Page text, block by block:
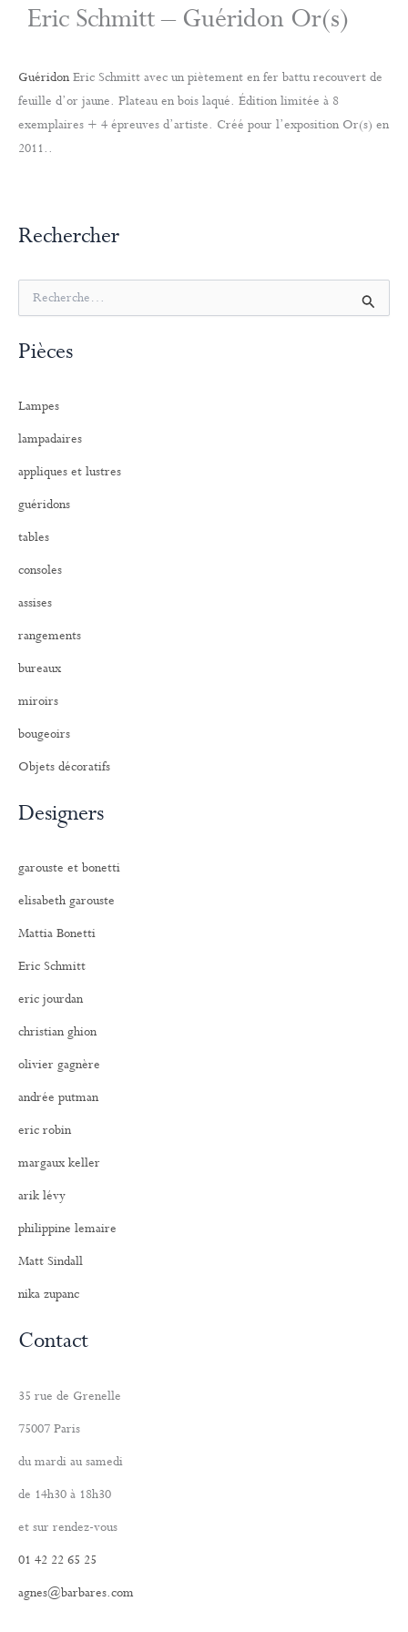
Eric Schmitt – Guéridon Or(s)
Guéridon Eric Schmitt avec un piètement en fer battu recouvert de
feuille d’or jaune. Plateau en bois laqué. Édition limitée à 8
exemplaires + 4 épreuves d’artiste. Créé pour l’exposition Or(s) en
2011..
Rechercher
e
h
c
e
:
Pièces
Lampes
lampadaires
appliques et lustres
guéridons
tables
consoles
assises
rangements
bureaux
miroirs
bougeoirs
Objets décoratifs
Designers
garouste et bonetti
elisabeth garouste
Mattia Bonetti
Eric Schmitt
eric jourdan
christian ghion
olivier gagnère
andrée putman
eric robin
margaux keller
arik lévy
philippine lemaire
Matt Sindall
nika zupanc
Contact
35 rue de Grenelle
75007 Paris
du mardi au samedi
de 14h30 à 18h30
et sur rendez-vous
01 42 22 65 25
agnes@barbares.com